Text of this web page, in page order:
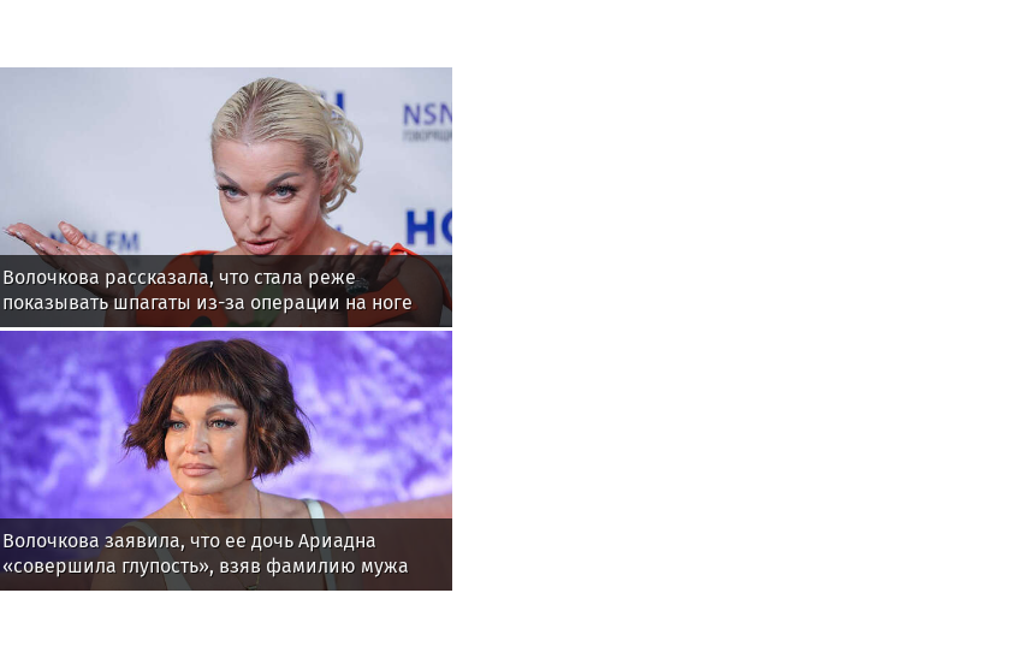
Волочкова рассказала, что стала реже
показывать шпагаты из-за операции на ноге
Волочкова заявила, что ее дочь Ариадна
«совершила глупость», взяв фамилию мужа